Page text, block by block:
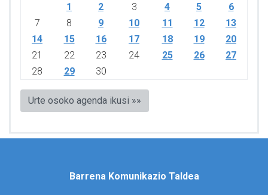
1
2 3 4 5
6
7
8 9 10 11 12
13
14
15 16 17 18 19
20
21
22 23 24 25 26
27
28
29 30
Urte osoko agenda ikusi »»
Barrena Komunikazio Taldea